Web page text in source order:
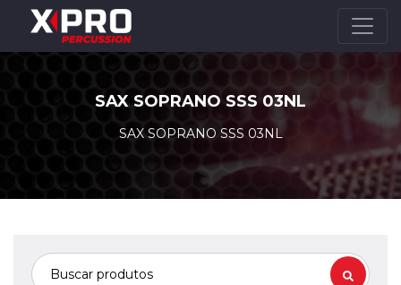
SAX SOPRANO SSS 03NL
SAX SOPRANO SSS 03NL